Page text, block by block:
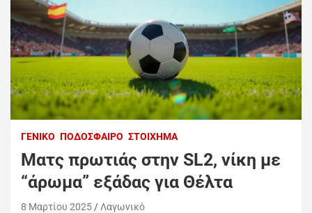
ΓΕΝΙΚΌ ΠΟΔΌΣΦΑΙΡΟ ΣΤΟΊΧΗΜΑ
Mατς πρωτιάς στην SL2, νίκη με
“άρωμα” εξάδας για Θέλτα
8 Μαρτίου 2025 Λαγωνικό